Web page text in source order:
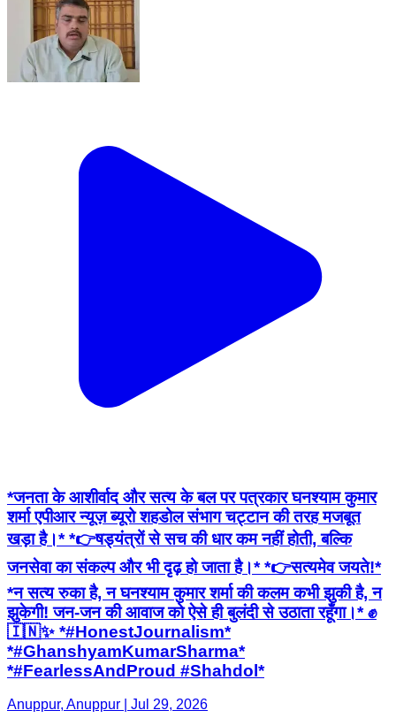
*जनता के आशीर्वाद और सत्य के बल पर पत्रकार घनश्याम कुमार
शर्मा एपीआर न्यूज़ ब्यूरो शहडोल संभाग चट्टान की तरह मजबूत
खड़ा है।* *👉षड्यंत्रों से सच की धार कम नहीं होती, बल्कि
जनसेवा का संकल्प और भी दृढ़ हो जाता है।* *👉सत्यमेव जयते!*
*न सत्य रुका है, न घनश्याम कुमार शर्मा की कलम कभी झुकी है, न
झुकेगी! जन-जन की आवाज को ऐसे ही बुलंदी से उठाता रहूँगा।* ✊
🇮🇳✨ *#HonestJournalism*
*#GhanshyamKumarSharma*
*#FearlessAndProud #Shahdol*
Anuppur, Anuppur | Jul 29, 2026